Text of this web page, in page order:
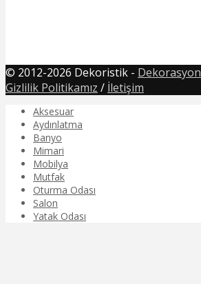
© 2012-2026 Dekoristik - Dekorasyon
Gizlilik Politikamız / İletişim
Aksesuar
Aydınlatma
Banyo
Mimari
Mobilya
Mutfak
Oturma Odası
Salon
Yatak Odası